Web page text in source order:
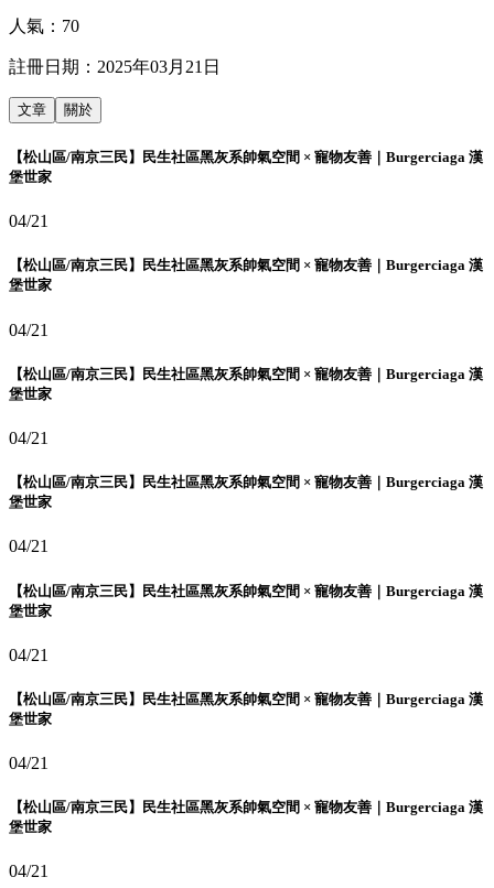
人氣： 70
註冊日期： 2025年03月21日
文章 關於
【松山區/南京三民】民生社區黑灰系帥氣空間 × 寵物友善｜Burgerciaga 漢
堡世家
04/21
【松山區/南京三民】民生社區黑灰系帥氣空間 × 寵物友善｜Burgerciaga 漢
堡世家
04/21
【松山區/南京三民】民生社區黑灰系帥氣空間 × 寵物友善｜Burgerciaga 漢
堡世家
04/21
【松山區/南京三民】民生社區黑灰系帥氣空間 × 寵物友善｜Burgerciaga 漢
堡世家
04/21
【松山區/南京三民】民生社區黑灰系帥氣空間 × 寵物友善｜Burgerciaga 漢
堡世家
04/21
【松山區/南京三民】民生社區黑灰系帥氣空間 × 寵物友善｜Burgerciaga 漢
堡世家
04/21
【松山區/南京三民】民生社區黑灰系帥氣空間 × 寵物友善｜Burgerciaga 漢
堡世家
04/21